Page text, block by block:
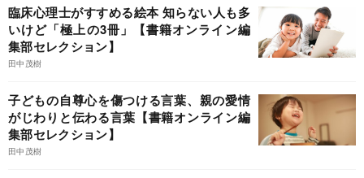
臨床心理士がすすめる絵本 知らない人も多
いけど「極上の3冊」【書籍オンライン編
集部セレクション】
田中茂樹
子どもの自尊心を傷つける言葉、親の愛情
がじわりと伝わる言葉【書籍オンライン編
集部セレクション】
田中茂樹